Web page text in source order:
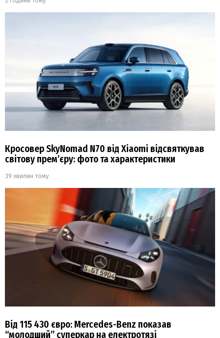
Кросовер SkyNomad N70 від Xiaomi відсвяткував
світову прем’єру: фото та характеристики
39 хвилин тому
Від 115 430 євро: Mercedes-Benz показав
“молодший” суперкар на електротязі